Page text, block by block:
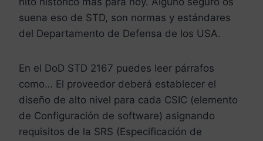
suena eso de STD, son normas y estándares
del Departamento de Defensa de los USA.
En el DoD STD 2167 puedes leer párrafos
como… El proveedor deberá establecer el
diseño de alto nivel para cada CSIC (elemento
de Configuración de software) asignando
requisitos de la SRS (Especificación de